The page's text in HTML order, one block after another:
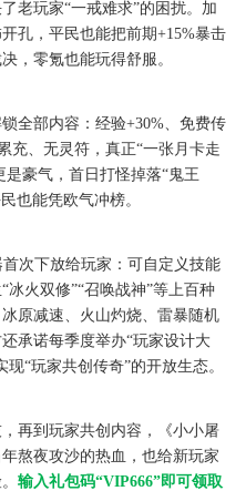
老玩家“一戒难求”的困扰。加
孔，平民也能把前期+15%暴击
，零氪也能玩得舒服。
全部内容：经验+30%、免费传
充、无灵符，真正“一张月卡走
是豪气，首日打怪掉落“鬼王
也能凭欧气冲榜。
次下放给玩家：可自定义技能
火双修”“召唤战神”等上百种
原减速、火山灼烧、雷暴随机
承诺每季度举办“玩家设计大
“玩家共创传奇”的开放生态。
再到玩家共创内容，《小小屠
熬夜攻沙的热血，也给新玩家
输入礼包码“VIP666”即可领取